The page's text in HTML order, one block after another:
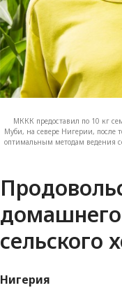
МККК предоставил по 10 кг
Муби, на севере Нигерии, после
оптимальным методам ведения
сельского
Нигерия